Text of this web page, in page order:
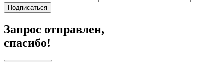
Подписаться
Запрос отправлен,
спасибо!